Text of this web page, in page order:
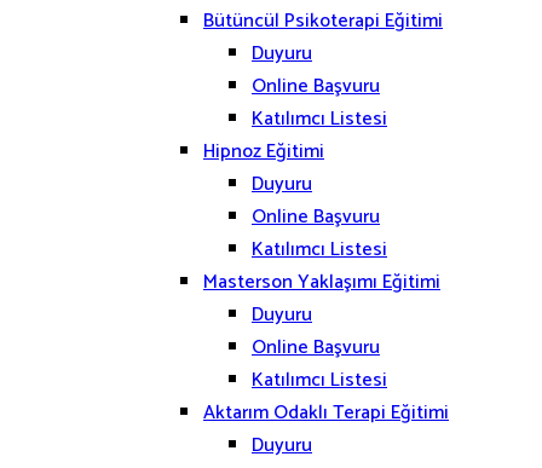
Bütüncül Psikoterapi Eğitimi
Duyuru
Online Başvuru
Katılımcı Listesi
Hipnoz Eğitimi
Duyuru
Online Başvuru
Katılımcı Listesi
Masterson Yaklaşımı Eğitimi
Duyuru
Online Başvuru
Katılımcı Listesi
Aktarım Odaklı Terapi Eğitimi
Duyuru